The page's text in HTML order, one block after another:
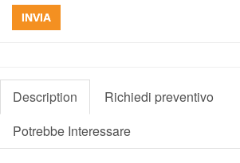
INVIA
Description Richiedi preventivo
Potrebbe Interessare